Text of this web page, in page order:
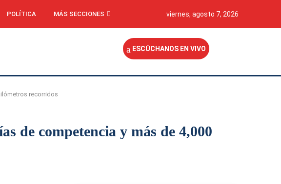
POLÍTICA MÁS SECCIONES viernes, agosto 7, 2026
ESCÚCHANOS EN VIVO
recorridos
de competencia y más de 4,000